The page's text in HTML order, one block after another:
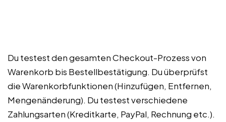
Du testest den gesamten Checkout-Prozess von
Warenkorb bis Bestellbestätigung. Du überprüfst
die Warenkorbfunktionen (Hinzufügen, Entfernen,
Mengenänderung). Du testest verschiedene
Zahlungsarten (Kreditkarte, PayPal, Rechnung etc.).